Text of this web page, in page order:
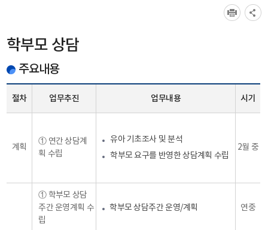
학부모 상담
주요내용
절차 업무추진 업무내용 시기
계획
① 연간 상담계
획 수립
유아 기초조사 및 분석
학부모 요구를 반영한 상담계획 수립
2월 중
① 학부모 상담
주간 운영계획 수
립
학부모 상담주간 운영/계획 연중